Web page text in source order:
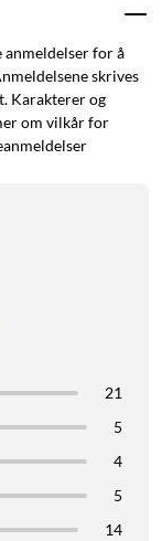
anmeldelser for å
skrives
Karakterer og
om vilkår for
21
5
4
5
14